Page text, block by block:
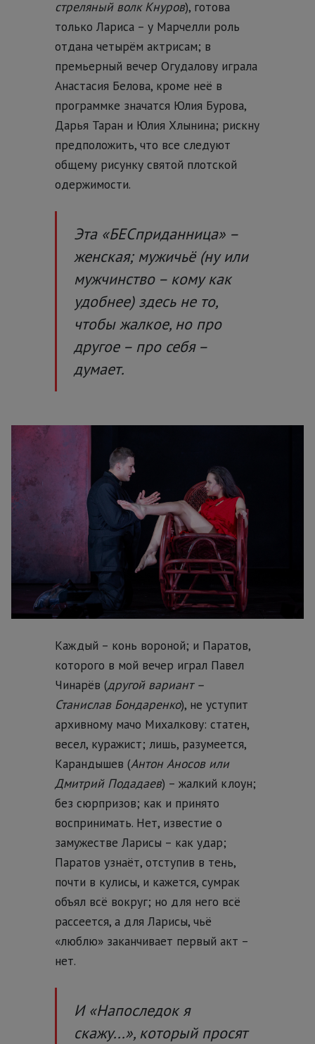
стреляный волк Кнуров), готова
только Лариса – у Марчелли роль
отдана четырём актрисам; в
премьерный вечер Огудалову играла
Анастасия Белова, кроме неё в
программке значатся Юлия Бурова,
Дарья Таран и Юлия Хлынина; рискну
предположить, что все следуют
общему рисунку святой плотской
одержимости.
Эта «БЕСприданница» –
женская; мужичьё (ну или
мужчинство – кому как
удобнее) здесь не то,
чтобы жалкое, но про
другое – про себя –
думает.
Каждый – конь вороной; и Паратов,
которого в мой вечер играл Павел
Чинарёв (другой вариант –
Станислав Бондаренко), не уступит
архивному мачо Михалкову: статен,
весел, куражист; лишь, разумеется,
Карандышев (Антон Аносов или
Дмитрий Подадаев) – жалкий клоун;
без сюрпризов; как и принято
воспринимать. Нет, известие о
замужестве Ларисы – как удар;
Паратов узнаёт, отступив в тень,
почти в кулисы, и кажется, сумрак
объял всё вокруг; но для него всё
рассеется, а для Ларисы, чьё
«люблю» заканчивает первый акт –
нет.
И «Напоследок я
скажу...», который просят